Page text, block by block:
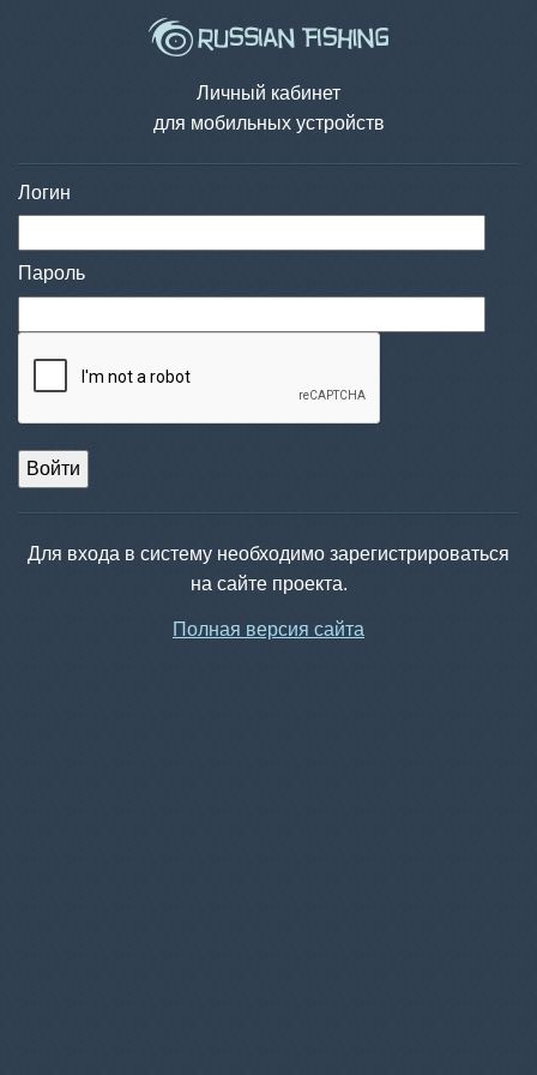
Личный кабинет
для мобильных устройств
Логин
Пароль
Войти
Для входа в систему необходимо зарегистрироваться
на сайте проекта.
Полная версия сайта